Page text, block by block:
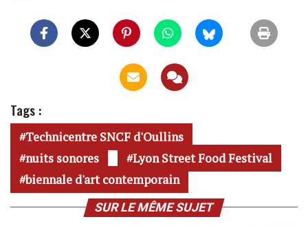
Tags :
Technicentre SNCF d'Oullins
nuits sonores
Lyon Street Food Festival
biennale d'art contemporain
SUR LE MÊME SUJET